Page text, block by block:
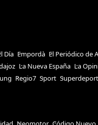
Día Empordà El Periódico de
La Nueva España La
Regio7 Sport